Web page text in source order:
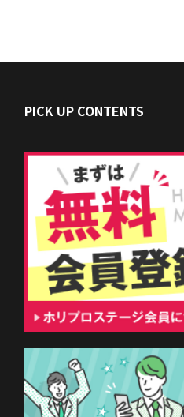
PICK UP CONTENTS